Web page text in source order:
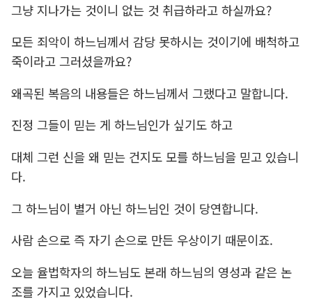
그냥 지나가는 것이니 없는 것 취급하라고 하실까요?
모든 죄악이 하느님께서 감당 못하시는 것이기에 배척하고
죽이라고 그러셨을까요?
왜곡된 복음의 내용들은 하느님께서 그랬다고 말합니다.
진정 그들이 믿는 게 하느님인가 싶기도 하고
대체 그런 신을 왜 믿는 건지도 모를 하느님을 믿고 있습니
다.
그 하느님이 별거 아닌 하느님인 것이 당연합니다.
사람 손으로 즉 자기 손으로 만든 우상이기 때문이죠.
오늘 율법학자의 하느님도 본래 하느님의 영성과 같은 논
조를 가지고 있었습니다.